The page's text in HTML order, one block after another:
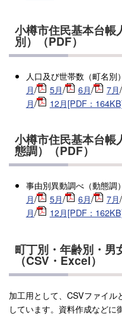
小樽市住民基本台帳
別）（PDF）
人口及び世帯数（町名別
月/ 5月/ 6月/ 7月/
月/ 12月[PDF：
小樽市住民基本台帳
態調）（PDF）
事由別異動調べ（動態調
月/ 5月/ 6月/ 7月/
月/ 12月[PDF：
町丁別・年齢別・男
（CSV・Excel）
加工用として、CSVファイ
しています。資料作成などに